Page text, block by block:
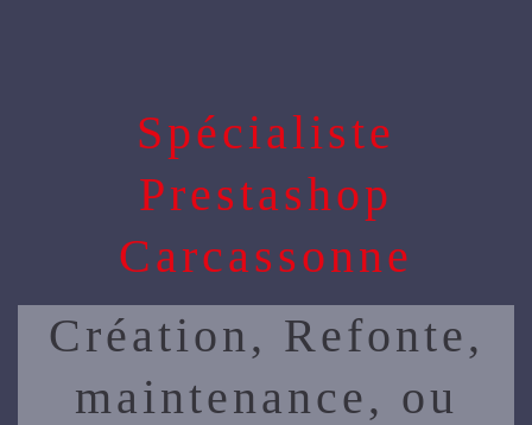
Spécialiste
Prestashop
Carcassonne
Création, Refonte,
maintenance, ou